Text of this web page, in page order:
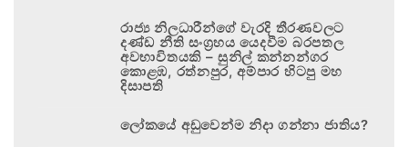
රාජ්‍ය නිලධාරීන්ගේ වැරදි තීරණවලට
දණ්ඩ නීති සංග්‍රහය යෙදවීම බරපතල
අවභාවිතයකි – සුනිල් කන්නන්ගර
කොළඹ, රත්නපුර, අම්පාර හිටපු මහ
දිසාපති
ලෝකයේ අඩුවෙන්ම නිදා ගන්නා ජාතිය?